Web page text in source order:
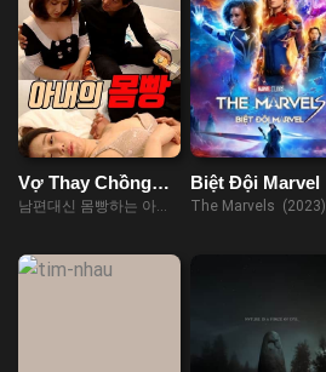
Vợ Thay Chồng
Trả Nợ
남편대신 몸빵하는 아내
Biệt Đội Marvel
The Marvels (2023)